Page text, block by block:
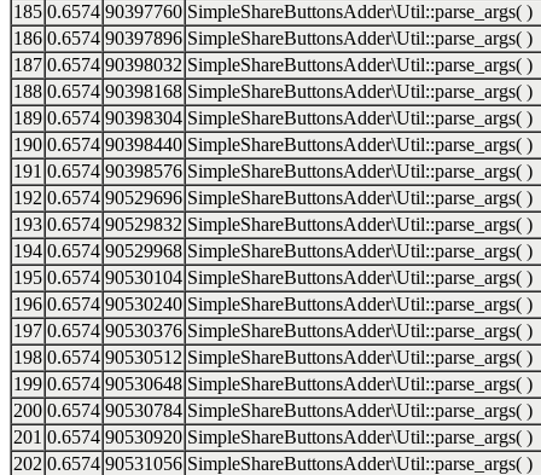
185 0.6574 90397760 SimpleShareButtonsAdder\Util::parse_args( )
186 0.6574 90397896 SimpleShareButtonsAdder\Util::parse_args( )
187 0.6574 90398032 SimpleShareButtonsAdder\Util::parse_args( )
188 0.6574 90398168 SimpleShareButtonsAdder\Util::parse_args( )
189 0.6574 90398304 SimpleShareButtonsAdder\Util::parse_args( )
190 0.6574 90398440 SimpleShareButtonsAdder\Util::parse_args( )
191 0.6574 90398576 SimpleShareButtonsAdder\Util::parse_args( )
192 0.6574 90529696 SimpleShareButtonsAdder\Util::parse_args( )
193 0.6574 90529832 SimpleShareButtonsAdder\Util::parse_args( )
194 0.6574 90529968 SimpleShareButtonsAdder\Util::parse_args( )
195 0.6574 90530104 SimpleShareButtonsAdder\Util::parse_args( )
196 0.6574 90530240 SimpleShareButtonsAdder\Util::parse_args( )
197 0.6574 90530376 SimpleShareButtonsAdder\Util::parse_args( )
198 0.6574 90530512 SimpleShareButtonsAdder\Util::parse_args( )
199 0.6574 90530648 SimpleShareButtonsAdder\Util::parse_args( )
200 0.6574 90530784 SimpleShareButtonsAdder\Util::parse_args( )
201 0.6574 90530920 SimpleShareButtonsAdder\Util::parse_args( )
202 0.6574 90531056 SimpleShareButtonsAdder\Util::parse_args( )